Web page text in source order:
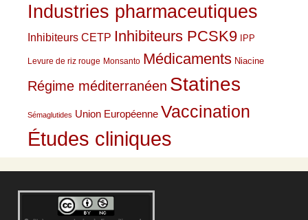
Industries pharmaceutiques
Inhibiteurs CETP Inhibiteurs PCSK9 IPP
Levure de riz rouge Monsanto Médicaments Niacine
Régime méditerranéen Statines
Sémaglutides Union Européenne Vaccination
Études cliniques